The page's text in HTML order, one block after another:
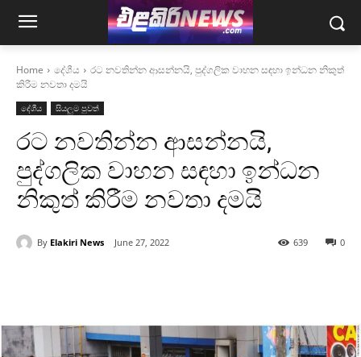
Home දේශීය
රට නවතින්න ආසන්නයි, පුද්ගලික වාහන සඳහා ඉන්ධන නිකුත්
කිරීම නවතා දමයි
දේශීය සියලුම පුවත්
රට නවතින්න ආසන්නයි,
පුද්ගලික වාහන සඳහා ඉන්ධන
නිකුත් කිරීම නවතා දමයි
By Elakiri News June 27, 2022 0
639